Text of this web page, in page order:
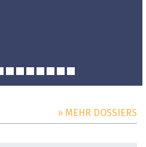
» MEHR DOSSIERS